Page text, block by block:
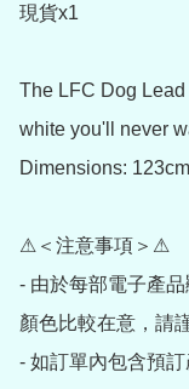
現貨x1
The LFC Dog
white you'll never
Dimensions: 123cm
⚠＜注意事項＞⚠
- 由於每部電子產
顏色比較在意，請
- 如訂單內包含預